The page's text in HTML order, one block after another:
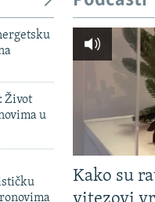
Život
u
Kako su